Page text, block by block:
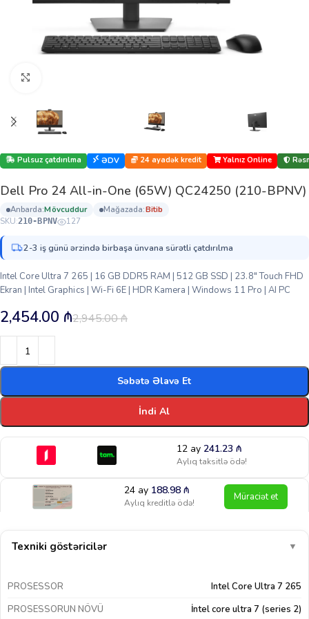
Pulsuz çatdırılma ƏDV 24 ayadək kredit Yalnız Online
Dell Pro 24 All-in-One (65W) QC24250 (210-BPNV)
anbarda: mövcuddur mağazada:
bi̇ti̇b
SKU:210-BPNV 127
2-3 iş günü ərzində birbaşa ünvana sürətli çatdırılma
Intel Core Ultra 7 265 | 16 GB DDR5 RAM | 512 GB SSD | 23.8″ Touch FHD
Ekran | Intel Graphics | Wi-Fi 6E | HDR Kamera | Windows 11 Pro | AI PC
2,945.00₼
2,454.00 ₼
Səbətə Əlavə Et
İndi Al
12 ay 241.23 ₼
Aylıq taksitlə ödə!
24 ay 188.98₼
Aylıq kreditlə ödə! Müraciət et
Texniki göstəricilər ▼
PROSESSOR
Intel Core Ultra 7 265
PROSESSORUN NÖVÜ
İntel core ultra 7 (series 2)